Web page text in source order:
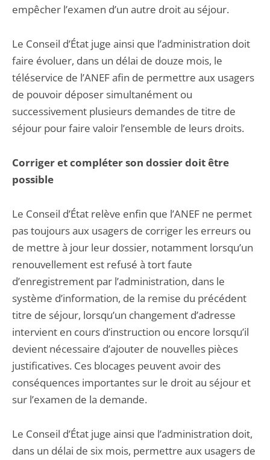
empêcher l’examen d’un autre droit au séjour.
Le Conseil d’État juge ainsi que l’administration doit
faire évoluer, dans un délai de douze mois, le
téléservice de l’ANEF afin de permettre aux usagers
de pouvoir déposer simultanément ou
successivement plusieurs demandes de titre de
séjour pour faire valoir l’ensemble de leurs droits.
Corriger et compléter son dossier doit être
possible
Le Conseil d’État relève enfin que l’ANEF ne permet
pas toujours aux usagers de corriger les erreurs ou
de mettre à jour leur dossier, notamment lorsqu’un
renouvellement est refusé à tort faute
d’enregistrement par l’administration, dans le
système d’information, de la remise du précédent
titre de séjour, lorsqu’un changement d’adresse
intervient en cours d’instruction ou encore lorsqu’il
devient nécessaire d’ajouter de nouvelles pièces
justificatives. Ces blocages peuvent avoir des
conséquences importantes sur le droit au séjour et
sur l’examen de la demande.
Le Conseil d’État juge ainsi que l’administration doit,
dans un délai de six mois, permettre aux usagers de